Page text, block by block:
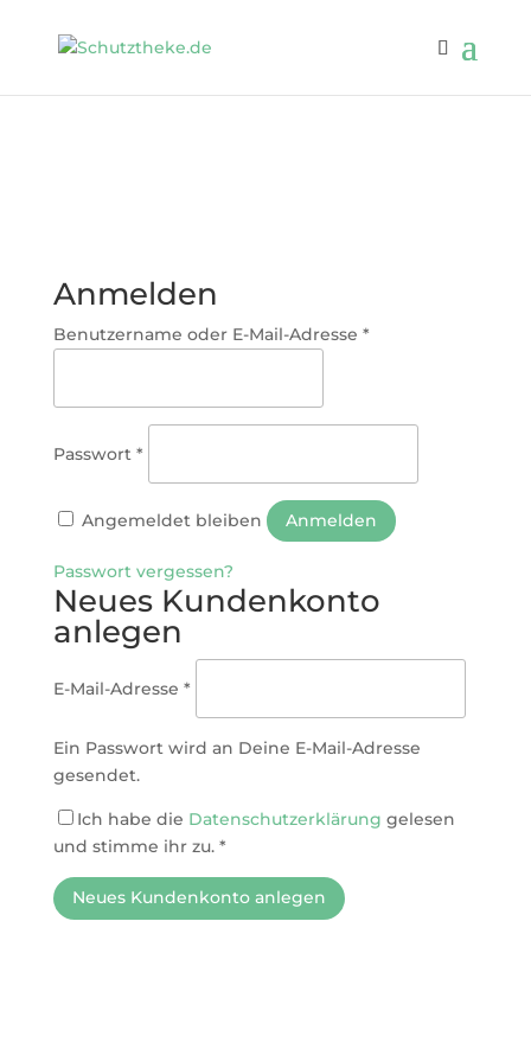
Anmelden
Benutzername oder E-Mail-Adresse *
Passwort *
Angemeldet bleiben Anmelden
Passwort vergessen?
Neues Kundenkonto
anlegen
E-Mail-Adresse *
Ein Passwort wird an Deine E-Mail-Adresse
gesendet.
Ich habe die Datenschutzerklärung gelesen
und stimme ihr zu. *
Neues Kundenkonto anlegen